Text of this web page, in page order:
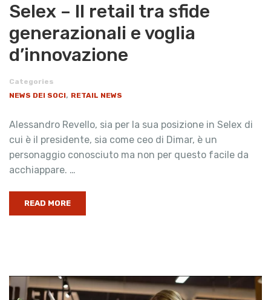
Selex – Il retail tra sfide
generazionali e voglia
d’innovazione
Categories
NEWS DEI SOCI, RETAIL NEWS
Alessandro Revello, sia per la sua posizione in Selex di
cui è il presidente, sia come ceo di Dimar, è un
personaggio conosciuto ma non per questo facile da
acchiappare. …
READ MORE